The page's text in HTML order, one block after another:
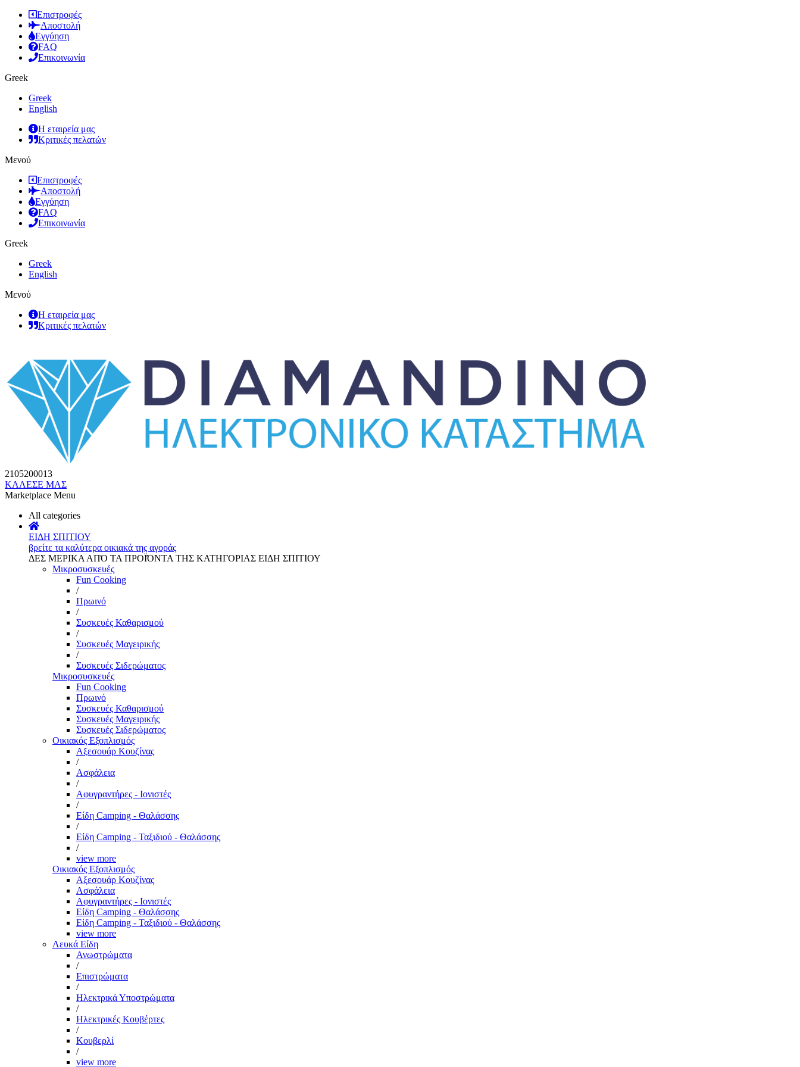
Επιστροφές
Αποστολή
Εγγύηση
FAQ
Επικοινωνία
Greek
Greek
English
Η εταιρεία μας
Κριτικές πελατών
Μενού
Επιστροφές
Αποστολή
Εγγύηση
FAQ
Επικοινωνία
Greek
Greek
English
Μενού
Η εταιρεία μας
Κριτικές πελατών
2105200013
ΚΑΛΕΣΕ ΜΑΣ
Marketplace Menu
All categories
ΕΙΔΗ ΣΠΙΤΙΟΥ
βρείτε τα καλύτερα οικιακά της αγοράς
ΔΕΣ ΜΕΡΙΚΑ ΑΠΌ ΤΑ ΠΡΟΪΌΝΤΑ ΤΗΣ ΚΑΤΗΓΟΡΙΑΣ ΕΙΔΗ ΣΠΙΤΙΟΥ
Μικροσυσκευές
Fun Cooking
/
Πρωινό
/
Συσκευές Καθαρισμού
/
Συσκευές Μαγειρικής
/
Συσκευές Σιδερώματος
Μικροσυσκευές
Fun Cooking
Πρωινό
Συσκευές Καθαρισμού
Συσκευές Μαγειρικής
Συσκευές Σιδερώματος
Οικιακός Εξοπλισμός
Αξεσουάρ Κουζίνας
/
Ασφάλεια
/
Αφυγραντήρες - Ιονιστές
/
Είδη Camping - Θαλάσσης
/
Είδη Camping - Ταξιδιού - Θαλάσσης
/
view more
Οικιακός Εξοπλισμός
Αξεσουάρ Κουζίνας
Ασφάλεια
Αφυγραντήρες - Ιονιστές
Είδη Camping - Θαλάσσης
Είδη Camping - Ταξιδιού - Θαλάσσης
view more
Λευκά Είδη
Ανωστρώματα
/
Επιστρώματα
/
Ηλεκτρικά Υποστρώματα
/
Ηλεκτρικές Κουβέρτες
/
Κουβερλί
/
view more